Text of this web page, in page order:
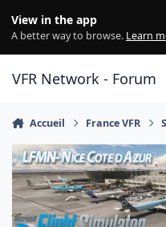
View in the app
A better way to browse. Learn
VFR Network - Forum
Accueil France VFR